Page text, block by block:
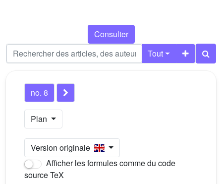
Consulter
Tout
no. 8
Plan
Version originale
Afficher les formules comme du code
source TeX